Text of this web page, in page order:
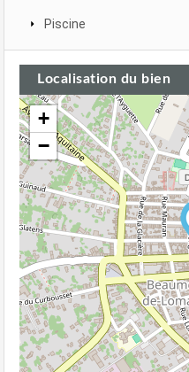
Piscine
Localisation du bien
+
−